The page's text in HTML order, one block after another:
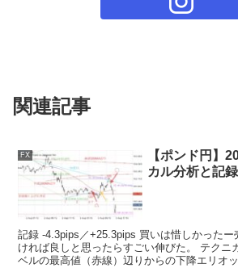
関連記事
FX
【ポンド円】
カル分析と記録
記録 -4.3pips／+25.3pips 買いは惜しかったー
ければ良しと思ったらすごい伸びた。 テクニ
ベルの最高値（赤線）辺りからの下降エリオ